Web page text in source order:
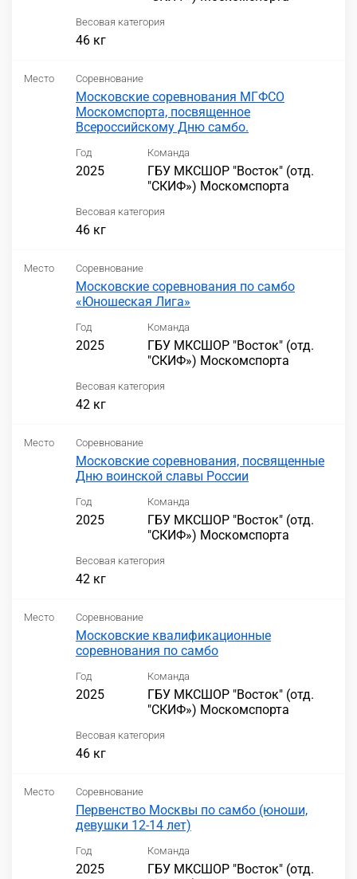
Весовая категория
46 кг
Место Соревнование
Московские соревнования МГФСО
Москомспорта, посвященное
Всероссийскому Дню самбо.
Год
2025
Команда
ГБУ МКСШОР "Восток" (отд.
"СКИФ») Москомспорта
Весовая категория
46 кг
Место Соревнование
Московские соревнования по самбо
«Юношеская Лига»
Год
2025
Команда
ГБУ МКСШОР "Восток" (отд.
"СКИФ») Москомспорта
Весовая категория
42 кг
Место Соревнование
Московские соревнования, посвященные
Дню воинской славы России
Год
2025
Команда
ГБУ МКСШОР "Восток" (отд.
"СКИФ») Москомспорта
Весовая категория
42 кг
Место Соревнование
Московские квалификационные
соревнования по самбо
Год
2025
Команда
ГБУ МКСШОР "Восток" (отд.
"СКИФ») Москомспорта
Весовая категория
46 кг
Место Соревнование
Первенство Москвы по самбо (юноши,
девушки 12-14 лет)
Год
2025
Команда
ГБУ МКСШОР "Восток" (отд.